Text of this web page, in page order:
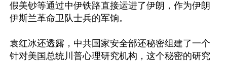
假美钞等通过中伊铁路直接运进了伊朗，作为伊朗
伊斯兰革命卫队士兵的军饷。
袁红冰还透露，中共国家安全部还秘密组建了一个
针对美国总统川普心理研究机构，这个秘密的研究